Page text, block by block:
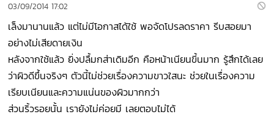
03/09/2014 17:02
เล็งมานานแล้ว แต่ไม่มีโอกาสได้ใช้ พอจัดโปรลดราคา รีบสอยมา
อย่างไม่เสียดายเงิน
หลังจากใช้แล้ว ยิ่งปลื้มกส่าเดิมอีก คือหน้าเนียนขี้นมาก รู้สึกได้เลย
ว่าผิวดีขึ้นจริงๆ ตัวนี้ไม่ช่วยเรื่องความขาวใสนะ ช่วยในเรื่องความ
เรียบเนียนและความแน่นของผิวมากกว่า
ส่วนริ้วรอยนั้น เรายังไม่ค่อยมี เลยตอบไม่ได้